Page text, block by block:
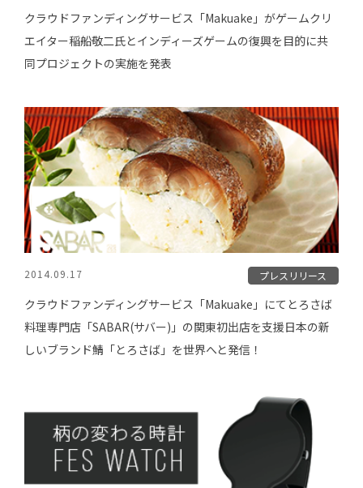
クラウドファンディングサービス「Makuake」がゲームクリ
エイター稲船敬二氏とインディーズゲームの復興を目的に共
同プロジェクトの実施を発表
2014.09.17 プレスリリース
クラウドファンディングサービス「Makuake」にてとろさば
料理専門店「SABAR(サバー)」の関東初出店を支援日本の新
しいブランド鯖「とろさば」を世界へと発信！